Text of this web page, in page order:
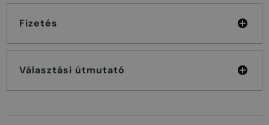
Fizetés
Választási útmutató